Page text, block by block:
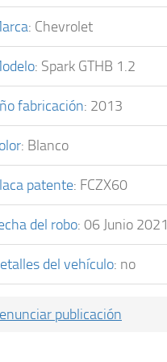
: Chevrolet
: Spark GTHB 1.2
fabricación: 2013
: Blanco
patente: FCZX60
del robo: 06 Junio 2021
del vehículo: no
publicación